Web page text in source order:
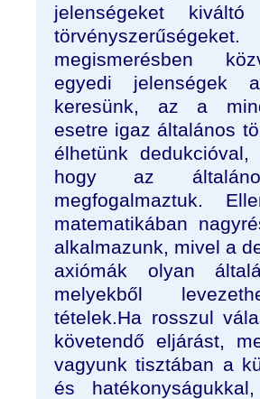
jelenségeket
megismerésben
egyedi jelenségek
keresünk, az a
esetre igaz általános
élhetünk
hogy az
megfogalmaztuk.
matematikában
alkalmazunk, mivel a
axiómák olyan
melyekből
tételek.Ha rosszul
követendő eljárást,
vagyunk tisztában a
és